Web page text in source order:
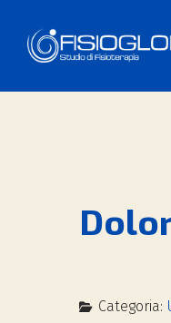
Categoria: